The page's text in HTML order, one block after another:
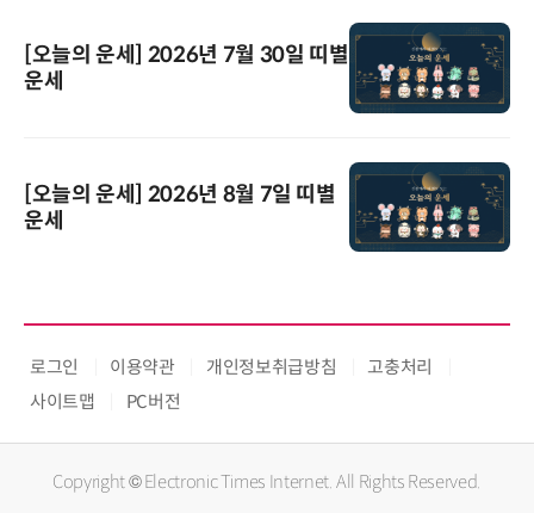
[오늘의 운세] 2026년 7월 30일 띠별
운세
[오늘의 운세] 2026년 8월 7일 띠별
운세
로그인 이용약관 개인정보취급방침
고충처리
사이트맵
PC버전
Copyright © Electronic Times Internet. All Rights Reserved.